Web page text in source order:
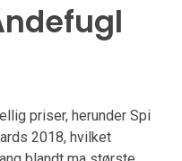
priser, herunder Spi
2018, hvilket